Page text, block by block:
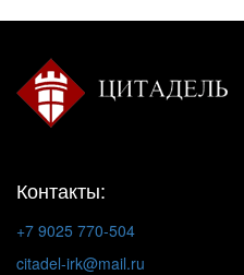
Контакты:
+7 9025 770-504
citadel-irk@mail.ru